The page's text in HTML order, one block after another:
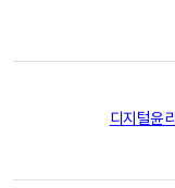
디지털윤리